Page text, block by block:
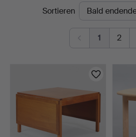
LaufendeSortieren
1 2